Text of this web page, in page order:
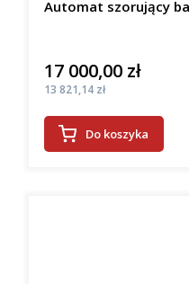
Automat szorujący
Cena
17 000,00 zł
Cena
13 821,14 zł
Do koszyka